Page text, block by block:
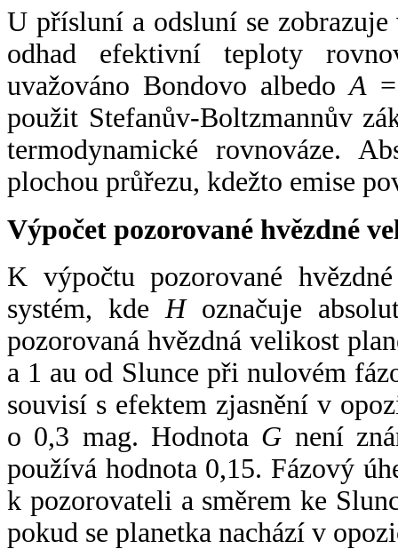
U přísluní a odsluní se
odhad efektivní teploty
uvažováno Bondovo albedoA
použit Stefanův-Boltzmannův
termodynamické rovnováze.
plochou průřezu, kdežto emise
Výpočet pozorované hvězdné
K výpočtu pozorované
systém, kde Hoznačuje
pozorovaná hvězdná velikost
a 1 au od Slunce při nulovém
souvisí s efektem zjasnění v
o 0,3 mag. Hodnota G není
používá hodnota 0,15. Fázový
k pozorovateli a směrem ke
pokud se planetka nachází v